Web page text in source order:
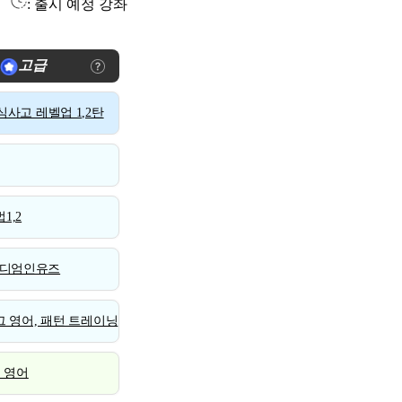
: 출시 예정 강좌
고급
사고 레벨업 1,2탄
1,2
엄인유즈
영어, 패턴 트레이닝
영어